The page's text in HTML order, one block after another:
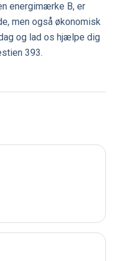
energimærke B, er
men også økonomisk
og lad os hjælpe dig
393.